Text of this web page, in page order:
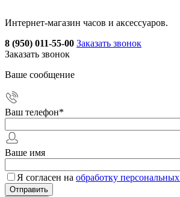
Интернет-магазин часов и аксессуаров.
8 (950) 011-55-00 Заказать звонок
Заказать звонок
Ваше сообщение
Ваш телефон*
Ваше имя
Я согласен на обработку